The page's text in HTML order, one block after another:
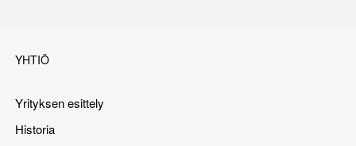
YHTIÖ
Yrityksen esittely
Historia